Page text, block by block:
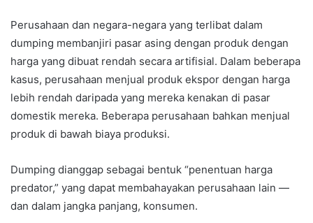
Perusahaan dan negara-negara yang terlibat dalam
dumping membanjiri pasar asing dengan produk dengan
harga yang dibuat rendah secara artifisial. Dalam beberapa
kasus, perusahaan menjual produk ekspor dengan harga
lebih rendah daripada yang mereka kenakan di pasar
domestik mereka. Beberapa perusahaan bahkan menjual
produk di bawah biaya produksi.
Dumping dianggap sebagai bentuk “penentuan harga
predator,” yang dapat membahayakan perusahaan lain —
dan dalam jangka panjang, konsumen.